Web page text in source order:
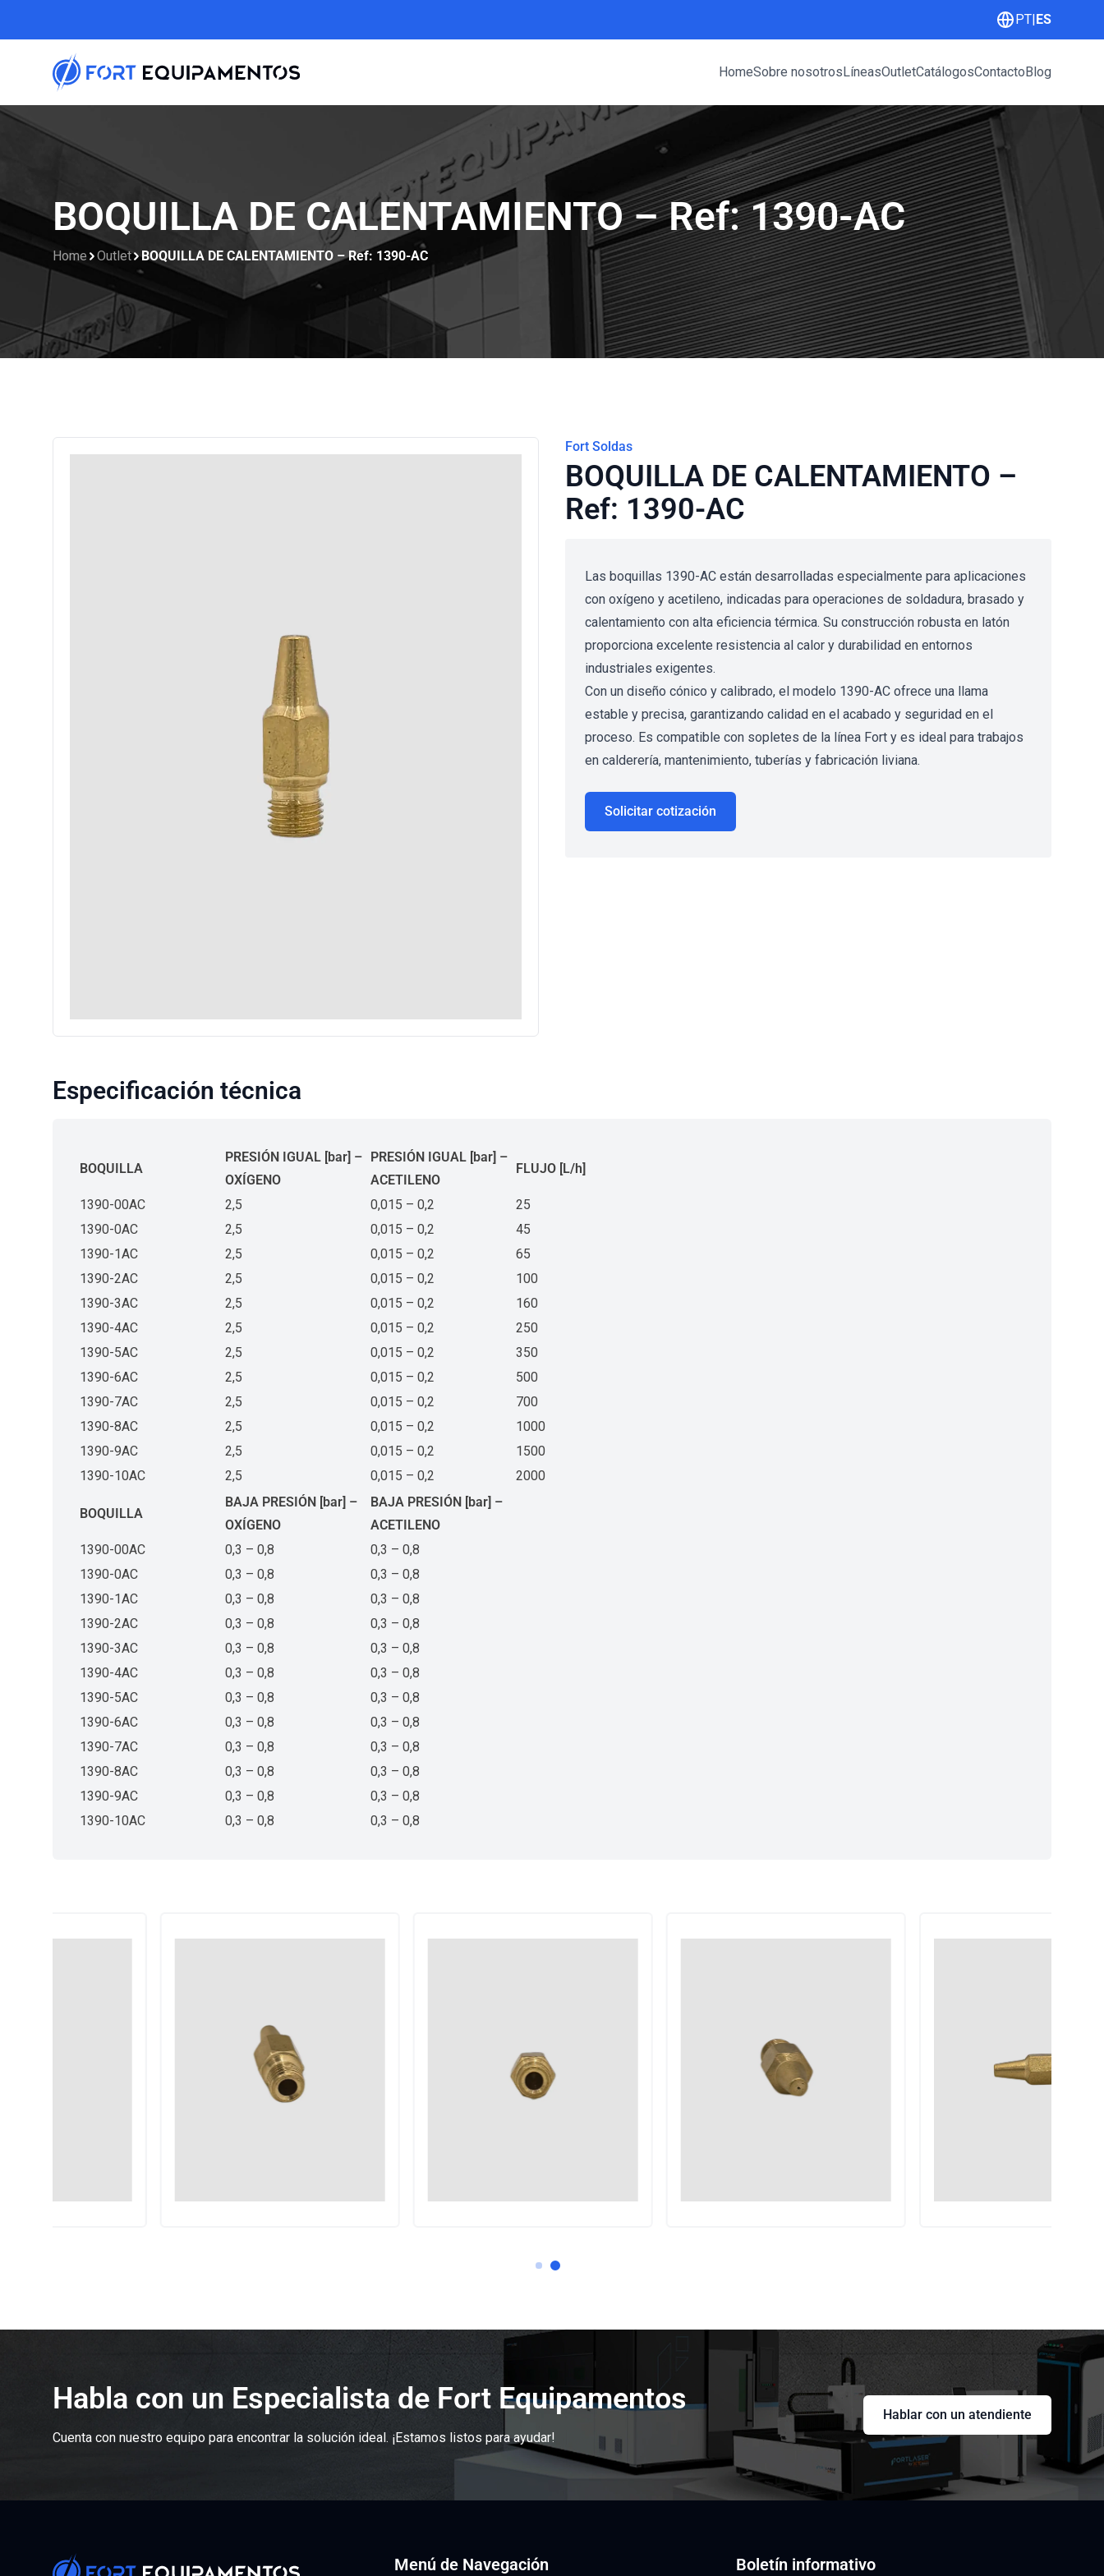
PT|ES
HomeSobre nosotrosLíneasOutletCatálogosContactoBlog
BOQUILLA DE CALENTAMIENTO – Ref: 1390-AC
Home Outlet BOQUILLA DE CALENTAMIENTO – Ref: 1390-AC
Fort Soldas
BOQUILLA DE CALENTAMIENTO –
Ref: 1390-AC
Las boquillas 1390-AC están desarrolladas especialmente para aplicaciones
con oxígeno y acetileno, indicadas para operaciones de soldadura, brasado y
calentamiento con alta eficiencia térmica. Su construcción robusta en latón
proporciona excelente resistencia al calor y durabilidad en entornos
industriales exigentes.
Con un diseño cónico y calibrado, el modelo 1390-AC ofrece una llama
estable y precisa, garantizando calidad en el acabado y seguridad en el
proceso. Es compatible con sopletes de la línea Fort y es ideal para trabajos
en calderería, mantenimiento, tuberías y fabricación liviana.
Solicitar cotización
Especificación técnica
BOQUILLA
PRESIÓN IGUAL [bar] –
OXÍGENO
PRESIÓN IGUAL [bar] –
ACETILENO
FLUJO [L/h]
1390-00AC 2,5 0,015 – 0,2
25
1390-0AC
2,5 0,015 – 0,2
45
1390-1AC
2,5 0,015 – 0,2
65
1390-2AC
2,5 0,015 – 0,2
100
1390-3AC
2,5 0,015 – 0,2
160
1390-4AC
2,5 0,015 – 0,2
250
1390-5AC
2,5 0,015 – 0,2
350
1390-6AC
2,5 0,015 – 0,2
500
1390-7AC
2,5 0,015 – 0,2
700
1390-8AC
2,5 0,015 – 0,2
1000
1390-9AC
2,5 0,015 – 0,2
1500
1390-10AC
2,5 0,015 – 0,2 2000
BOQUILLA
BAJA PRESIÓN [bar] –
OXÍGENO
BAJA PRESIÓN [bar] –
ACETILENO
1390-00AC
0,3 – 0,8
0,3 – 0,8
1390-0AC
0,3 – 0,8
0,3 – 0,8
1390-1AC
0,3 – 0,8
0,3 – 0,8
1390-2AC
0,3 – 0,8
0,3 – 0,8
1390-3AC
0,3 – 0,8
0,3 – 0,8
1390-4AC
0,3 – 0,8
0,3 – 0,8
1390-5AC
0,3 – 0,8
0,3 – 0,8
1390-6AC
0,3 – 0,8
0,3 – 0,8
1390-7AC
0,3 – 0,8
0,3 – 0,8
1390-8AC
0,3 – 0,8
0,3 – 0,8
1390-9AC
0,3 – 0,8
0,3 – 0,8
1390-10AC
0,3 – 0,8 0,3 – 0,8
Habla con un Especialista de Fort Equipamentos
Cuenta con nuestro equipo para encontrar la solución ideal. ¡Estamos listos para ayudar!
Hablar con un atendiente
Menú de Navegación Boletín informativo